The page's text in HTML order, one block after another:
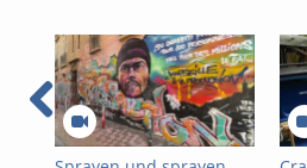
auch im Verhältnis zur Macht
Prof. Dr. Patrick Charaudeau,